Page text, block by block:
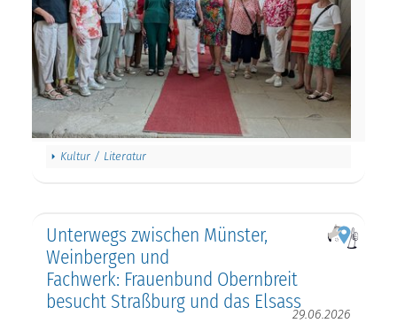
Kultur / Literatur
Unterwegs zwischen Münster,
Weinbergen und
Fachwerk: Frauenbund Obernbreit
besucht Straßburg und das Elsass
29.06.2026